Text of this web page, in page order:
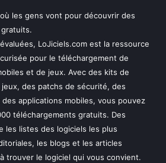
les gens vont pour découvrir des
LoJiciels.com est la ressource
pour le téléchargement de
et de jeux. Avec des kits de
des patchs de sécurité, des
des applications mobiles, vous pouvez
téléchargements gratuits. Des
les listes des logiciels les plus
les blogs et les articles
trouver le logiciel qui vous convient.